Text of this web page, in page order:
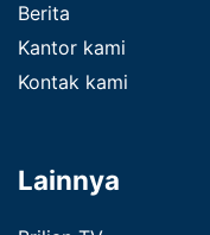
Berita
Kantor kami
Kontak kami
Lainnya